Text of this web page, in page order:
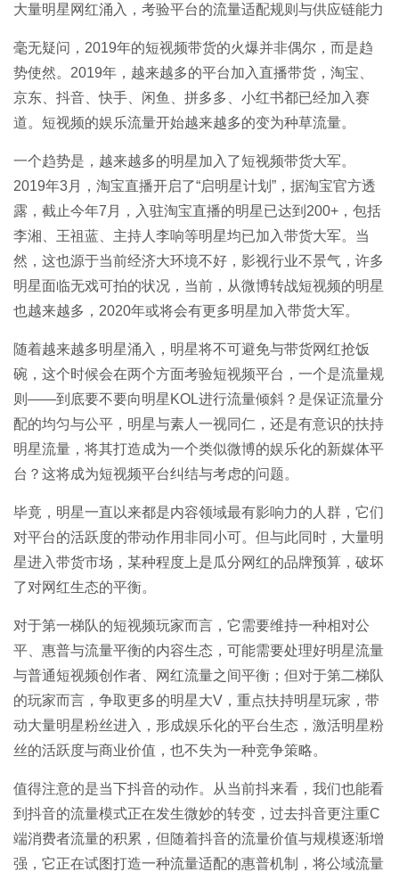
大量明星网红涌入，考验平台的流量适配规则与供应链能力
毫无疑问，2019年的短视频带货的火爆并非偶尔，而是趋
势使然。2019年，越来越多的平台加入直播带货，淘宝、
京东、抖音、快手、闲鱼、拼多多、小红书都已经加入赛
道。短视频的娱乐流量开始越来越多的变为种草流量。
一个趋势是，越来越多的明星加入了短视频带货大军。
2019年3月，淘宝直播开启了“启明星计划”，据淘宝官方透
露，截止今年7月，入驻淘宝直播的明星已达到200+，包括
李湘、王祖蓝、主持人李响等明星均已加入带货大军。当
然，这也源于当前经济大环境不好，影视行业不景气，许多
明星面临无戏可拍的状况，当前，从微博转战短视频的明星
也越来越多，2020年或将会有更多明星加入带货大军。
随着越来越多明星涌入，明星将不可避免与带货网红抢饭
碗，这个时候会在两个方面考验短视频平台，一个是流量规
则——到底要不要向明星KOL进行流量倾斜？是保证流量分
配的均匀与公平，明星与素人一视同仁，还是有意识的扶持
明星流量，将其打造成为一个类似微博的娱乐化的新媒体平
台？这将成为短视频平台纠结与考虑的问题。
毕竟，明星一直以来都是内容领域最有影响力的人群，它们
对平台的活跃度的带动作用非同小可。但与此同时，大量明
星进入带货市场，某种程度上是瓜分网红的品牌预算，破坏
了对网红生态的平衡。
对于第一梯队的短视频玩家而言，它需要维持一种相对公
平、惠普与流量平衡的内容生态，可能需要处理好明星流量
与普通短视频创作者、网红流量之间平衡；但对于第二梯队
的玩家而言，争取更多的明星大V，重点扶持明星玩家，带
动大量明星粉丝进入，形成娱乐化的平台生态，激活明星粉
丝的活跃度与商业价值，也不失为一种竞争策略。
值得注意的是当下抖音的动作。从当前抖来看，我们也能看
到抖音的流量模式正在发生微妙的转变，过去抖音更注重C
端消费者流量的积累，但随着抖音的流量价值与规模逐渐增
强，它正在试图打造一种流量适配的惠普机制，将公域流量